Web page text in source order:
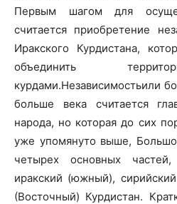
Первым шагом для
считается приобретение
Иракского Курдистана,
объединить
курдами.Независимостьили
больше века считается
народа, но которая до сих
уже упомянуто выше,
четырех основных
иракский (южный),
(Восточный) Курдистан.